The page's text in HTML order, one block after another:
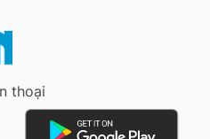
thoại